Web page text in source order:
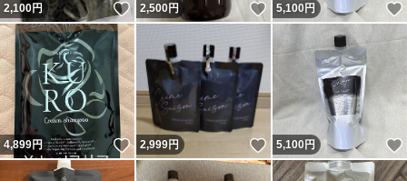
2,100円 いいね！
2,500円 いいね！
5,100円
4,899円 いいね！
2,999円 いいね！
5,100円